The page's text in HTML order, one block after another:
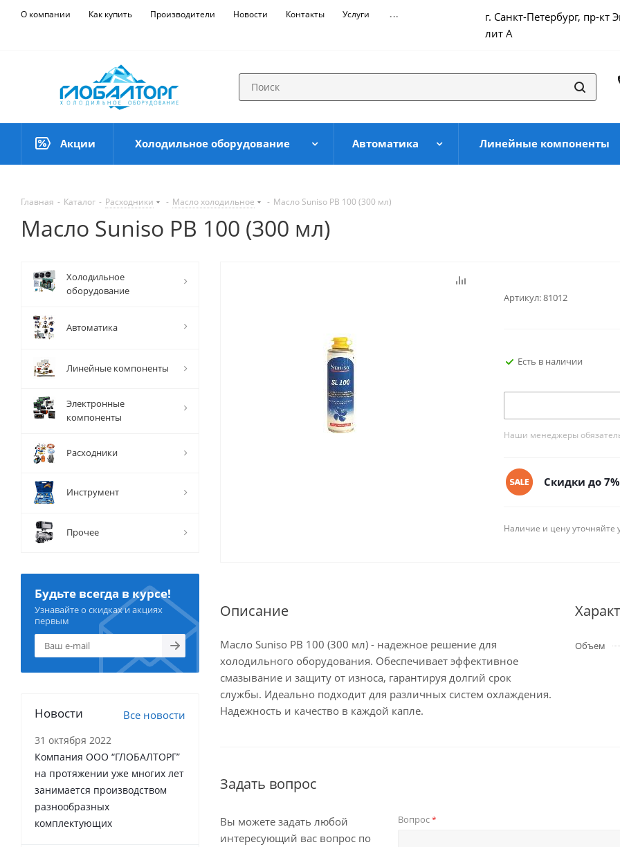
О компании Как купить Производители Новости Контакты Услуги ...
г. Санкт-Петербург, пр-кт
лит А
Акции Холодильное оборудование Автоматика Линейные компоненты
Главная - Каталог - Расходники - Масло холодильное - Масло Suniso PB 100 (300 мл)
Масло Suniso PB 100 (300 мл)
Артикул:81012
Есть в наличии
Наши менеджеры
Скидки до
Наличие и цену уточняйте
Описание
Масло Suniso PB 100 (300 мл) - надежное решение для
холодильного оборудования. Обеспечивает эффективное
смазывание и защиту от износа, гарантируя долгий срок
службы. Идеально подходит для различных систем охлаждения.
Надежность и качество в каждой капле.
Объем
Задать вопрос
Вы можете задать любой
интересующий вас вопрос по
Вопрос*
Холодильное
оборудование
Автоматика
Линейные компоненты
Электронные
компоненты
Расходники
Инструмент
Прочее
Будьте всегда в курсе!
Узнавайте о скидках и акциях
первым
Новости Все новости
31 октября 2022
Компания ООО “ГЛОБАЛТОРГ”
на протяжении уже многих лет
занимается производством
разнообразных
комплектующих